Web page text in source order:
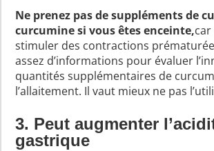
Ne prenez pas de suppléments de
curcumine si vous êtes enceinte,
stimuler des contractions
assez d’informations pour évaluer
quantités supplémentaires de
l’allaitement. Il vaut mieux ne pas
3. Peut augmenter
gastrique